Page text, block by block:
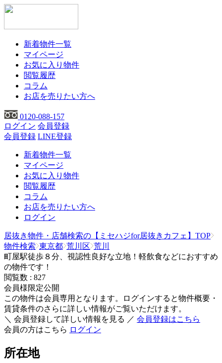
新着物件一覧
マイページ
お気に入り物件
閲覧履歴
コラム
お店を売りたい方へ
0120-088-157
ログイン 会員登録
会員登録 LINE登録
新着物件一覧
マイページ
お気に入り物件
閲覧履歴
コラム
お店を売りたい方へ
ログイン
居抜き物件・店舗検索の【ミセハジfor居抜きカフェ】TOP
物件検索 東京都 荒川区 荒川
町屋駅徒歩８分、視認性良好な立地！軽飲食などにおすすめ
の物件です！
閲覧数 : 827
会員様限定公開
この物件は会員専用となります。ログインすると物件概要・
賃貸条件のさらに詳しい情報がご覧いただけます。
＼ 会員登録して詳しい情報を見る ／ 会員登録はこちら
会員の方はこちら ログイン
所在地